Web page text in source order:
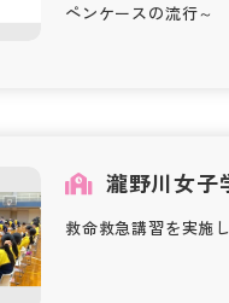
ペンケースの流行～
瀧野川女子
救命救急講習を実施